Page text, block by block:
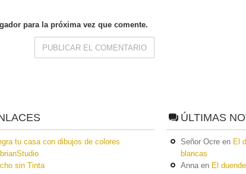
para la próxima vez que comente.
tu casa con dibujos de colores
sin Tinta
ÚLTIMAS
Señor Ocre en El
blancas
Annaen El